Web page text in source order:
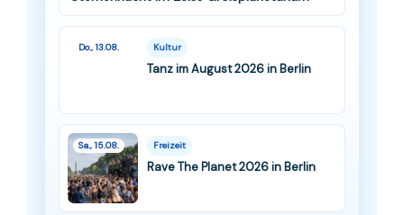
Do., 13.08. Kultur
Tanz im August 2026 in Berlin
Sa., 15.08. Freizeit
Rave The Planet 2026 in Berlin